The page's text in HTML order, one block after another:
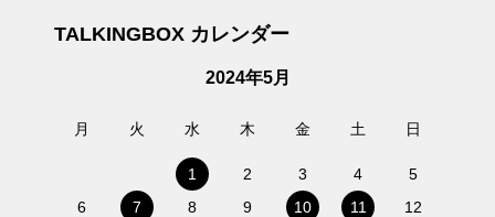
TALKINGBOX カレンダー
2024年5月
月 火 水 木 金 土 日
1 2 3 4
5
6
7 8 9 10 11
12